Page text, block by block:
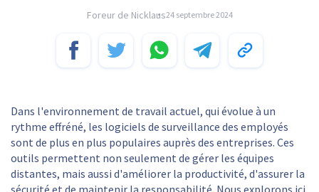
Foreur de Nicklaus24 septembre 2024
Dans l'environnement de travail actuel, qui évolue à un
rythme effréné, les logiciels de surveillance des employés
sont de plus en plus populaires auprès des entreprises. Ces
outils permettent non seulement de gérer les équipes
distantes, mais aussi d'améliorer la productivité, d'assurer la
sécurité et de maintenir la responsabilité. Nous explorons ici